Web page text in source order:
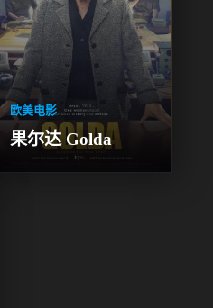
欧美电影
果尔达 Golda